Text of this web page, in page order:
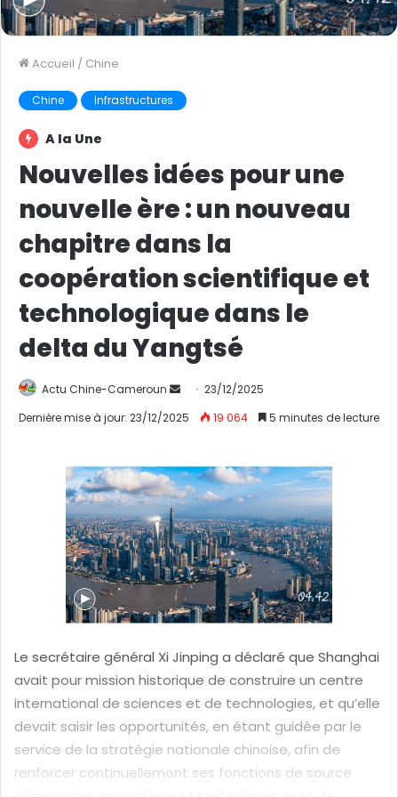
Accueil / Chine
Chine Infrastructures
A la Une
Nouvelles idées pour une
nouvelle ère : un nouveau
chapitre dans la
coopération scientifique et
technologique dans le
delta du Yangtsé
Actu Chine-Cameroun
n
y
e
r
u
n
c
o
u
r
i
e
l
23/12/2025
Dernière mise à jour: 23/12/2025
19 064 5 minutes de lecture
Le secrétaire général Xi Jinping a déclaré que Shanghai
avait pour mission historique de construire un centre
international de sciences et de technologies, et qu’elle
devait saisir les opportunités, en étant guidée par le
service de la stratégie nationale chinoise, afin de
renforcer continuellement ses fonctions de source